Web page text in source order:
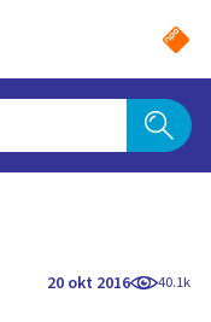
20 okt 2016 40.1k